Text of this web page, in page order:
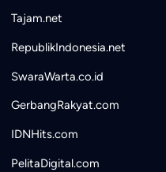
Tajam.net
RepublikIndonesia.net
SwaraWarta.co.id
GerbangRakyat.com
IDNHits.com
PelitaDigital.com